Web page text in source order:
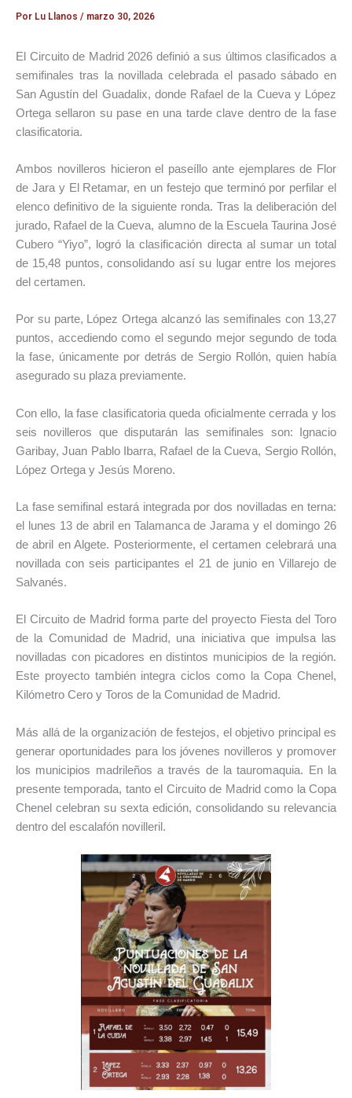
Por Lu Llanos / marzo 30, 2026
El Circuito de Madrid 2026 definió a sus últimos clasificados a
semifinales tras la novillada celebrada el pasado sábado en
San Agustín del Guadalix, donde Rafael de la Cueva y López
Ortega sellaron su pase en una tarde clave dentro de la fase
clasificatoria.
Ambos novilleros hicieron el paseíllo ante ejemplares de Flor
de Jara y El Retamar, en un festejo que terminó por perfilar el
elenco definitivo de la siguiente ronda. Tras la deliberación del
jurado, Rafael de la Cueva, alumno de la Escuela Taurina José
Cubero “Yiyo”, logró la clasificación directa al sumar un total
de 15,48 puntos, consolidando así su lugar entre los mejores
del certamen.
Por su parte, López Ortega alcanzó las semifinales con 13,27
puntos, accediendo como el segundo mejor segundo de toda
la fase, únicamente por detrás de Sergio Rollón, quien había
asegurado su plaza previamente.
Con ello, la fase clasificatoria queda oficialmente cerrada y los
seis novilleros que disputarán las semifinales son: Ignacio
Garibay, Juan Pablo Ibarra, Rafael de la Cueva, Sergio Rollón,
López Ortega y Jesús Moreno.
La fase semifinal estará integrada por dos novilladas en terna:
el lunes 13 de abril en Talamanca de Jarama y el domingo 26
de abril en Algete. Posteriormente, el certamen celebrará una
novillada con seis participantes el 21 de junio en Villarejo de
Salvanés.
El Circuito de Madrid forma parte del proyecto Fiesta del Toro
de la Comunidad de Madrid, una iniciativa que impulsa las
novilladas con picadores en distintos municipios de la región.
Este proyecto también integra ciclos como la Copa Chenel,
Kilómetro Cero y Toros de la Comunidad de Madrid.
Más allá de la organización de festejos, el objetivo principal es
generar oportunidades para los jóvenes novilleros y promover
los municipios madrileños a través de la tauromaquia. En la
presente temporada, tanto el Circuito de Madrid como la Copa
Chenel celebran su sexta edición, consolidando su relevancia
dentro del escalafón novilleril.